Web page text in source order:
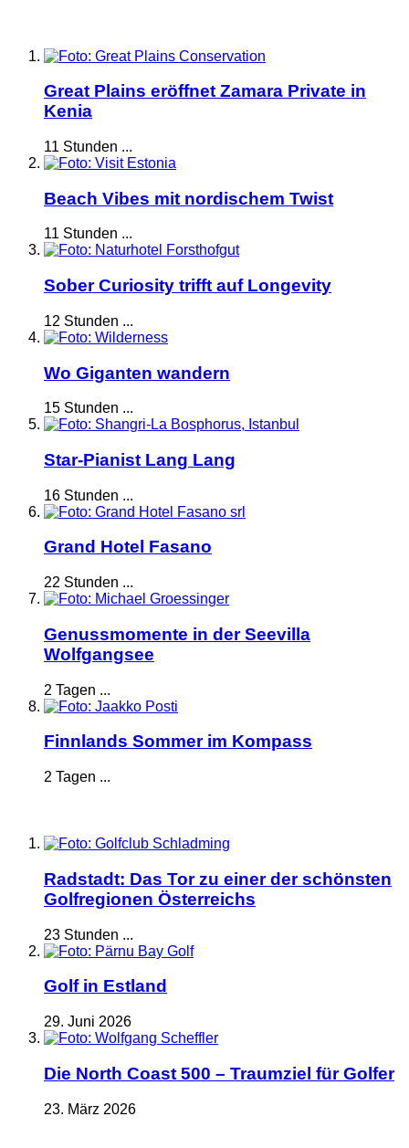
Great Plains eröffnet Zamara Private in
Kenia
11 Stunden ...
Beach Vibes mit nordischem Twist
11 Stunden ...
Sober Curiosity trifft auf Longevity
12 Stunden ...
Wo Giganten wandern
15 Stunden ...
Star-Pianist Lang Lang
16 Stunden ...
Grand Hotel Fasano
22 Stunden ...
Genussmomente in der Seevilla
Wolfgangsee
2 Tagen ...
Finnlands Sommer im Kompass
2 Tagen ...
Radstadt: Das Tor zu einer der schönsten
Golfregionen Österreichs
23 Stunden ...
Golf in Estland
29. Juni 2026
Die North Coast 500 – Traumziel für Golfer
23. März 2026